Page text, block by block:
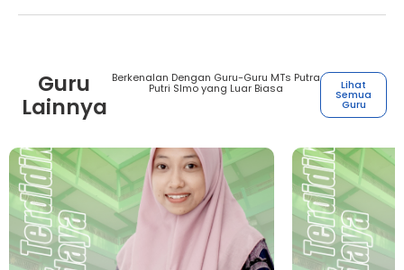
Guru
Lainnya
Berkenalan Dengan Guru-Guru MTs Putra
Putri SImo yang Luar Biasa Lihat
Semua
Guru